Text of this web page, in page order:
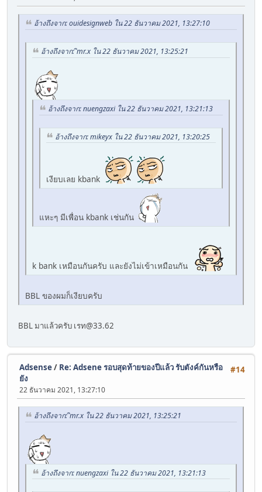
อ้างถึงจาก: ouidesignweb ใน 22 ธันวาคม 2021, 13:27:10
อ้างถึงจาก: ิmr.x ใน 22 ธันวาคม 2021, 13:25:21
อ้างถึงจาก: nuengzaxi ใน 22 ธันวาคม 2021, 13:21:13
อ้างถึงจาก: mikeyx ใน 22 ธันวาคม 2021, 13:20:25
เงียบเลย kbank
แหะๆ มีเพื่อน kbank เช่นกัน
k bank เหมือนกันครับ และยังไม่เข้าเหมือนกัน
BBL ของผมก็เงียบครับ
BBL มาแล้วครับ เรท@33.62
#14
Adsense/ Re: Adsene รอบสุดท้ายของปีแล้ว รับตังค์กันหรือ
ยัง
22 ธันวาคม 2021, 13:27:10
อ้างถึงจาก: ิmr.x ใน 22 ธันวาคม 2021, 13:25:21
อ้างถึงจาก: nuengzaxi ใน 22 ธันวาคม 2021, 13:21:13